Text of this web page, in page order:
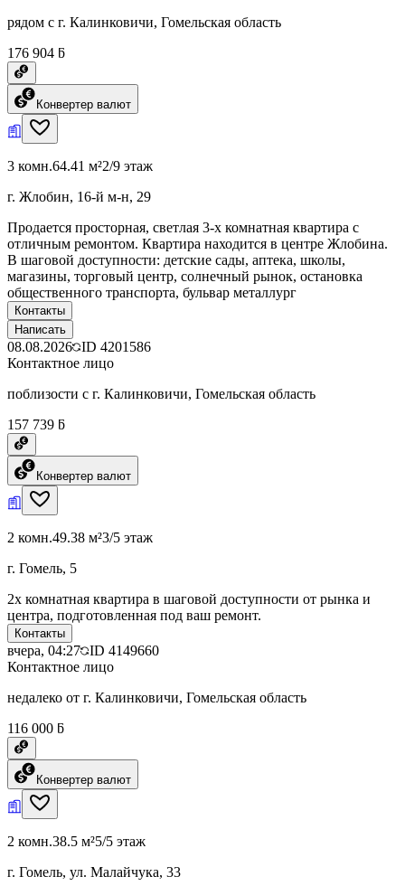
рядом с г. Калинковичи, Гомельская область
176 904 ƃ
Конвертер валют
3 комн.64.41 м²2/9 этаж
г. Жлобин, 16-й м-н, 29
Продается просторная, светлая 3-х комнатная квартира с
отличным ремонтом. Квартира находится в центре Жлобина.
В шаговой доступности: детские сады, аптека, школы,
магазины, торговый центр, солнечный рынок, остановка
общественного транспорта, бульвар металлург
Контакты
Написать
08.08.2026 ID 4201586
Контактное лицо
поблизости с г. Калинковичи, Гомельская область
157 739 ƃ
Конвертер валют
2 комн.49.38 м²3/5 этаж
г. Гомель, 5
2х комнатная квартира в шаговой доступности от рынка и
центра, подготовленная под ваш ремонт.
Контакты
вчера, 04:27 ID 4149660
Контактное лицо
недалеко от г. Калинковичи, Гомельская область
116 000 ƃ
Конвертер валют
2 комн.38.5 м²5/5 этаж
г. Гомель, ул. Малайчука, 33